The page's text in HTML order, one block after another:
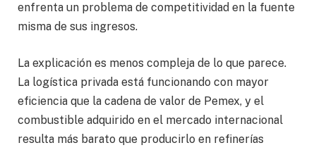
enfrenta un problema de competitividad en la fuente
misma de sus ingresos.
La explicación es menos compleja de lo que parece.
La logística privada está funcionando con mayor
eficiencia que la cadena de valor de Pemex, y el
combustible adquirido en el mercado internacional
resulta más barato que producirlo en refinerías